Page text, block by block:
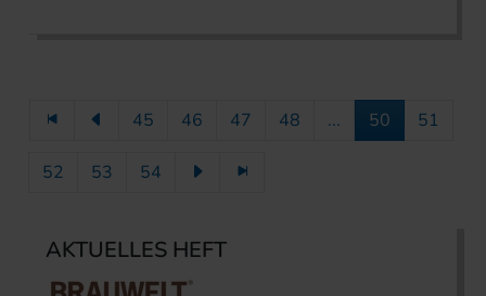
45 46 47 48 ... 50 51
52 53 54
AKTUELLES HEFT